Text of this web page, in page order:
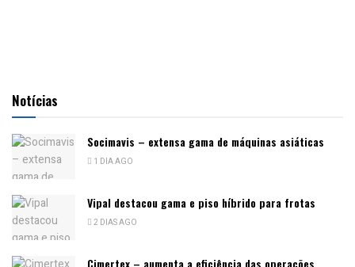
Notícias
Socimavis – extensa gama de máquinas asiáticas
1 DIA AGO
Vipal destacou gama e piso híbrido para frotas
2 DIAS AGO
Cimertex – aumenta a eficiência das operações